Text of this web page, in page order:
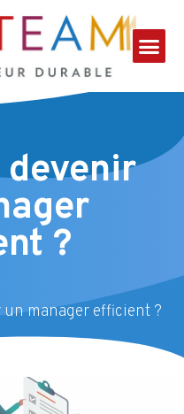
devenir
?
manager efficient ?